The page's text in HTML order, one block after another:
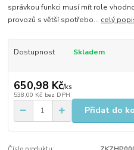
správkou funkci musí mít role
provozů s větší spotřebo... celý
Dostupnost Skladem
650,98 Kč/ks
538,00 Kč bez DPH
Přidat do